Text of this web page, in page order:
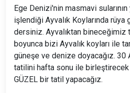
Ege Denizi'nin masmavi
işlendiği Ayvalık Koylarında
dersiniz. Ayvalıktan
boyunca bizi Ayvalık koyları ile
güneşe ve denize doyacağız. 30
tatilini hafta sonu ile
GÜZEL bir tatil yapacağız.